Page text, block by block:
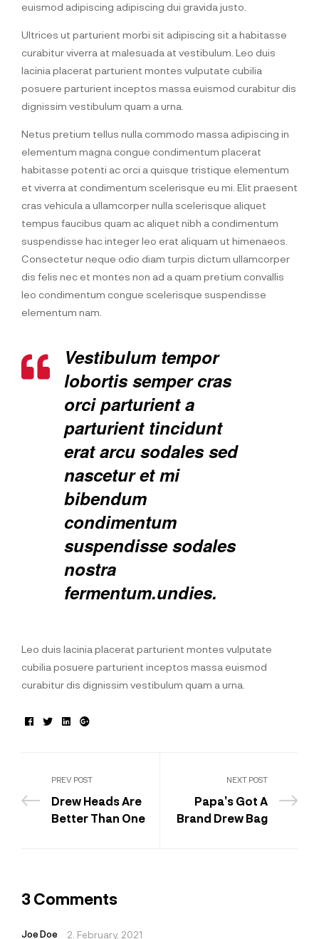
euismod adipiscing adipiscing dui gravida justo.
Ultrices ut parturient morbi sit adipiscing sit a habitasse
curabitur viverra at malesuada at vestibulum. Leo duis
lacinia placerat parturient montes vulputate cubilia
posuere parturient inceptos massa euismod curabitur dis
dignissim vestibulum quam a urna.
Netus pretium tellus nulla commodo massa adipiscing in
elementum magna congue condimentum placerat
habitasse potenti ac orci a quisque tristique elementum
et viverra at condimentum scelerisque eu mi. Elit praesent
cras vehicula a ullamcorper nulla scelerisque aliquet
tempus faucibus quam ac aliquet nibh a condimentum
suspendisse hac integer leo erat aliquam ut himenaeos.
Consectetur neque odio diam turpis dictum ullamcorper
dis felis nec et montes non ad a quam pretium convallis
leo condimentum congue scelerisque suspendisse
elementum nam.
Vestibulum tempor
lobortis semper cras
orci parturient a
parturient tincidunt
erat arcu sodales sed
nascetur et mi
bibendum
condimentum
suspendisse sodales
nostra
fermentum.undies.
Leo duis lacinia placerat parturient montes vulputate
cubilia posuere parturient inceptos massa euismod
curabitur dis dignissim vestibulum quam a urna.
Facebook
TwitterLinkedin
Google+
PREV POST
Drew Heads Are
Better Than One
NEXT POST
Papa’s Got A
Brand Drew Bag
3 Comments
Joe Doe 2. February, 2021